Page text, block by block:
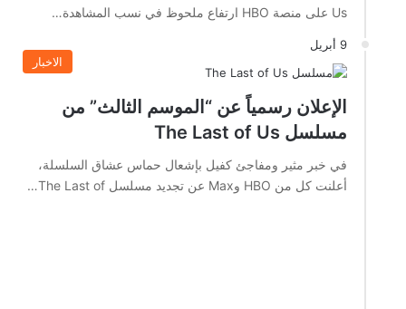
Us على منصة HBO ارتفاع ملحوظ في نسب المشاهدة…
9 أبريل
الاخبار
الإعلان رسمياً عن “الموسم الثالث” من
مسلسل The Last of Us
في خبر مثير ومفاجئ كفيل بإشعال حماس عشاق السلسلة،
أعلنت كل من HBO وMax عن تجديد مسلسل The Last of…